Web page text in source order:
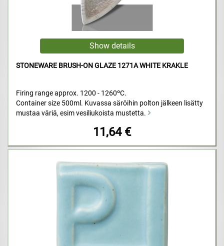
STONEWARE BRUSH-ON GLAZE 1271A WHITE KRAKLE
Firing range approx. 1200 - 1260ºC.
Container size 500ml. Kuvassa säröihin polton jälkeen lisätty
mustaa väriä, esim vesiliukoista mustetta.
11,64 €